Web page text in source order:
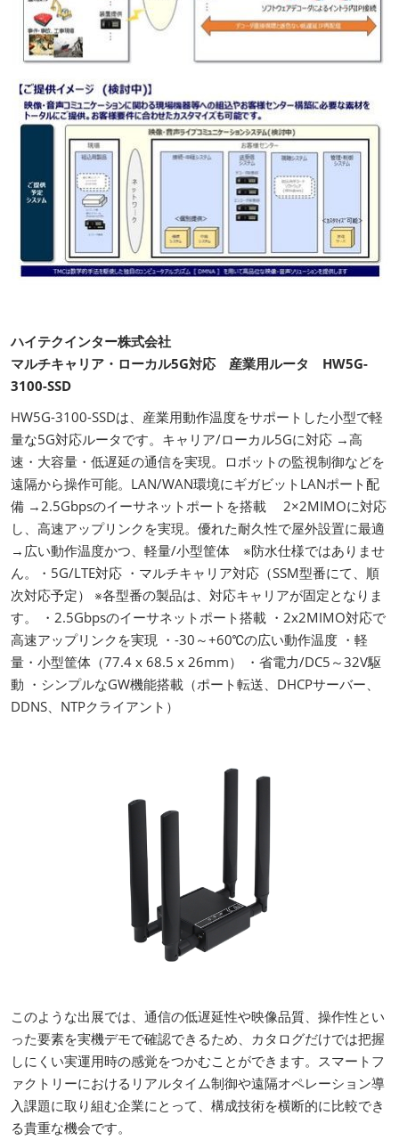
ハイテクインター株式会社
マルチキャリア・ローカル5G対応 産業用ルータ HW5G-
3100-SSD
HW5G-3100-SSDは、産業用動作温度をサポートした小型で軽
量な5G対応ルータです。キャリア/ローカル5Gに対応 →高
速・大容量・低遅延の通信を実現。ロボットの監視制御などを
遠隔から操作可能。LAN/WAN環境にギガビットLANポート配
備 →2.5Gbpsのイーサネットポートを搭載 2×2MIMOに対応
し、高速アップリンクを実現。優れた耐久性で屋外設置に最適
→広い動作温度かつ、軽量/小型筐体 ※防水仕様ではありませ
ん。・5G/LTE対応 ・マルチキャリア対応（SSM型番にて、順
次対応予定） ※各型番の製品は、対応キャリアが固定となりま
す。 ・2.5Gbpsのイーサネットポート搭載 ・2x2MIMO対応で
高速アップリンクを実現 ・-30～+60℃の広い動作温度 ・軽
量・小型筐体（77.4 x 68.5 x 26mm） ・省電力/DC5～32V駆
動 ・シンプルなGW機能搭載（ポート転送、DHCPサーバー、
DDNS、NTPクライアント）
このような出展では、通信の低遅延性や映像品質、操作性とい
った要素を実機デモで確認できるため、カタログだけでは把握
しにくい実運用時の感覚をつかむことができます。スマートフ
ァクトリーにおけるリアルタイム制御や遠隔オペレーション導
入課題に取り組む企業にとって、構成技術を横断的に比較でき
る貴重な機会です。